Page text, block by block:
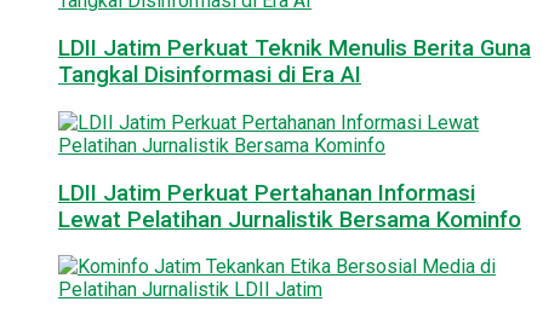
LDII Jatim Perkuat Teknik Menulis Berita Guna
Tangkal Disinformasi di Era AI
LDII Jatim Perkuat Pertahanan Informasi
Lewat Pelatihan Jurnalistik Bersama Kominfo